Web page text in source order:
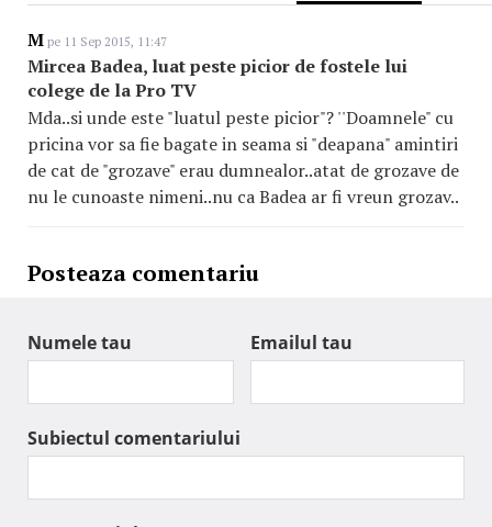
M pe 11 Sep 2015, 11:47
Mircea Badea, luat peste picior de fostele lui
colege de la Pro TV
Mda..si unde este "luatul peste picior"? ''Doamnele" cu
pricina vor sa fie bagate in seama si "deapana" amintiri
de cat de "grozave" erau dumnealor..atat de grozave de
nu le cunoaste nimeni..nu ca Badea ar fi vreun grozav..
Posteaza comentariu
Numele tau Emailul tau
Subiectul comentariului